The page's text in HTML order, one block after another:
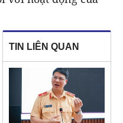
TIN LIÊN QUAN